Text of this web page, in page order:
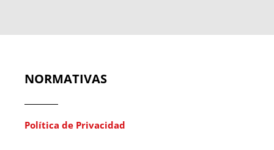
NORMATIVAS
Política de Privacidad